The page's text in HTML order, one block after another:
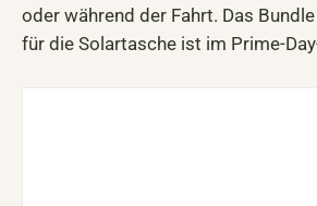
oder während der Fahrt. Das
für die Solartasche ist im Prime-